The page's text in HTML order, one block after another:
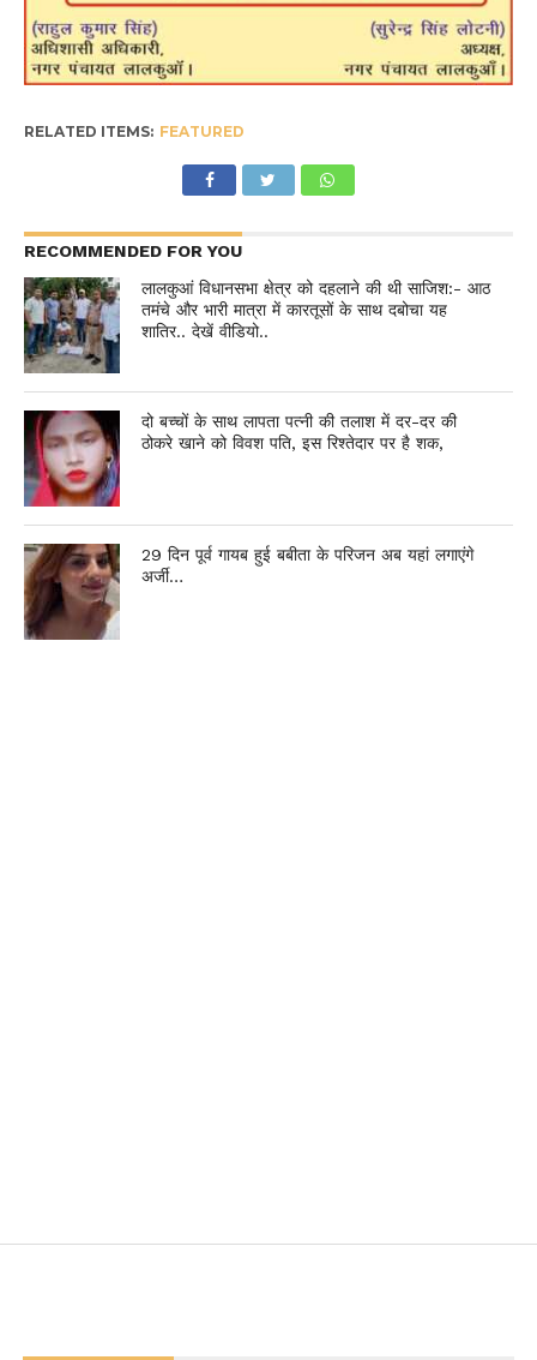
RELATED ITEMS: FEATURED
RECOMMENDED FOR YOU
लालकुआं विधानसभा क्षेत्र को दहलाने की थी साजिश:- आठ
तमंचे और भारी मात्रा में कारतूसों के साथ दबोचा यह
शातिर.. देखें वीडियो..
दो बच्चों के साथ लापता पत्नी की तलाश में दर-दर की
ठोकरे खाने को विवश पति, इस रिश्तेदार पर है शक,
29 दिन पूर्व गायब हुई बबीता के परिजन अब यहां लगाएंगे
अर्जी…